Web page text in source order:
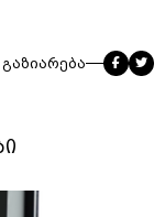
გაზიარება